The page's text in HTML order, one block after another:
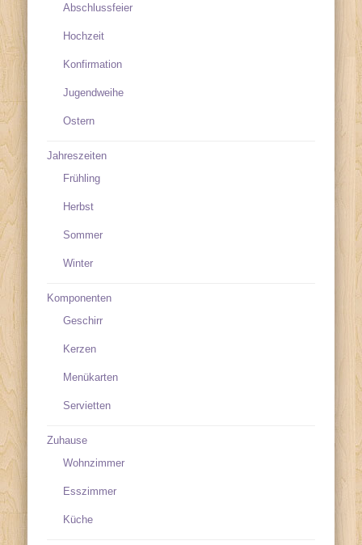
Abschlussfeier
Hochzeit
Konfirmation
Jugendweihe
Ostern
Jahreszeiten
Frühling
Herbst
Sommer
Winter
Komponenten
Geschirr
Kerzen
Menükarten
Servietten
Zuhause
Wohnzimmer
Esszimmer
Küche